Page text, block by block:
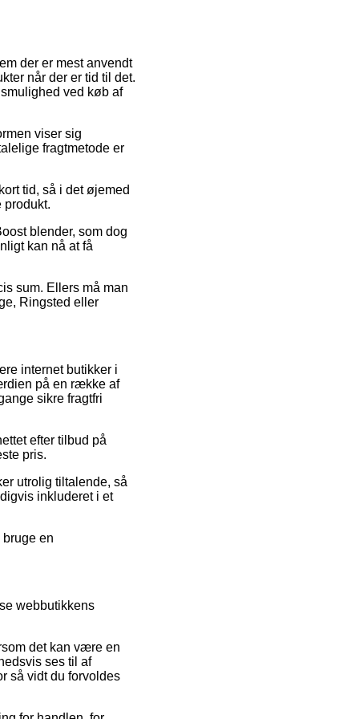
der er mest anvendt
når der er tid til det.
ved køb af
viser sig
fragtmetode er
tid, så i det øjemed
produkt.
blender, som dog
kan nå at få
sum. Ellers må man
Ringsted eller
internet butikker i
på en række af
sikre fragtfri
efter tilbud på
pris.
utrolig tiltalende, så
inkluderet i et
en
webbutikkens
det kan være en
ses til af
så vidt du forvoldes